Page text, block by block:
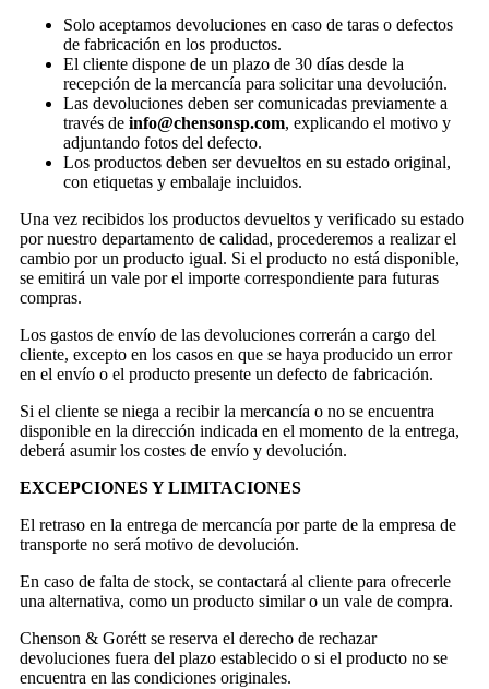
Solo aceptamos devoluciones en caso de taras o defectos
de fabricación en los productos.
El cliente dispone de un plazo de 30 días desde la
recepción de la mercancía para solicitar una devolución.
Las devoluciones deben ser comunicadas previamente a
través de info@chensonsp.com, explicando el motivo y
adjuntando fotos del defecto.
Los productos deben ser devueltos en su estado original,
con etiquetas y embalaje incluidos.
Una vez recibidos los productos devueltos y verificado su estado
por nuestro departamento de calidad, procederemos a realizar el
cambio por un producto igual. Si el producto no está disponible,
se emitirá un vale por el importe correspondiente para futuras
compras.
Los gastos de envío de las devoluciones correrán a cargo del
cliente, excepto en los casos en que se haya producido un error
en el envío o el producto presente un defecto de fabricación.
Si el cliente se niega a recibir la mercancía o no se encuentra
disponible en la dirección indicada en el momento de la entrega,
deberá asumir los costes de envío y devolución.
EXCEPCIONES Y LIMITACIONES
El retraso en la entrega de mercancía por parte de la empresa de
transporte no será motivo de devolución.
En caso de falta de stock, se contactará al cliente para ofrecerle
una alternativa, como un producto similar o un vale de compra.
Chenson & Gorétt se reserva el derecho de rechazar
devoluciones fuera del plazo establecido o si el producto no se
encuentra en las condiciones originales.